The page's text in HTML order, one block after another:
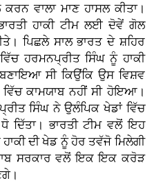
ਵਾਲਾ ਮਾਣ ਹਾਸਲ ਕੀਤਾ।
ਹਾਕੀ ਟੀਮ ਲਈ ਦੋਵੇਂ ਗੋਲ
ਪਿਛਲੇ ਸਾਲ ਭਾਰਤ ਦੇ ਸ਼ਹਿਰ
ਹਰਮਨਪ੍ਰੀਤ ਸਿੰਘ ਨੂੰ ਹਾਕੀ
ਸੀ ਕਿਉਂਕਿ ਉਸ ਵਿਸ਼ਵ
ਕਾਮਯਾਬ ਨਹੀਂ ਸੀ ਹੋਇਆ।
ਸਿੰਘ ਨੇ ਉਲੰਪਿਕ ਖੇਡਾਂ ਵਿੱਚ
ਦਿੱਤਾ। ਭਾਰਤੀ ਟੀਮ ਵਲੋਂ ਇਹ
ਦੀ ਖੇਡ ਨੂੰ ਹੋਰ ਤਵੱਜੋ ਮਿਲੇਗੀ
ਸਰਕਾਰ ਵਲੋਂ ਇਕ ਇਕ ਕਰੋੜ